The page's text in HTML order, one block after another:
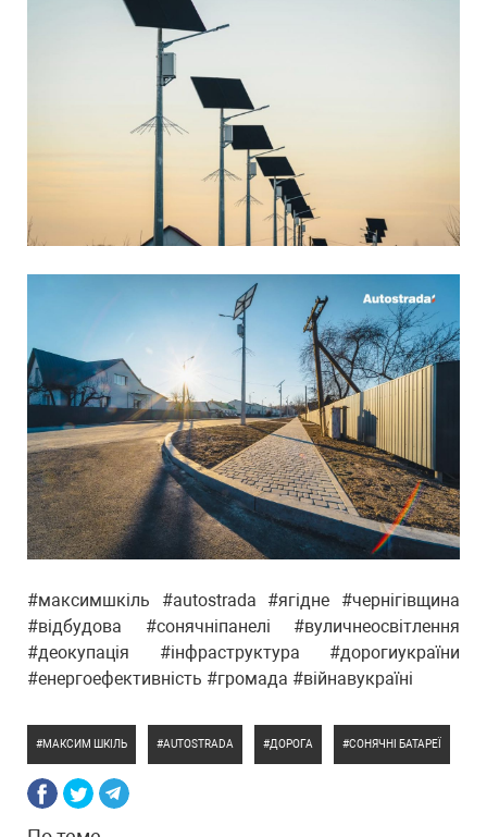
#максимшкіль #autostrada #ягідне #чернігівщина
#відбудова #сонячніпанелі #вуличнеосвітлення
#деокупація #інфраструктура #дорогиукраїни
#енергоефективність #громада #війнавукраїні
МАКСИМ ШКІЛЬ AUTOSTRADA ДОРОГА СОНЯЧНІ БАТАРЕЇ